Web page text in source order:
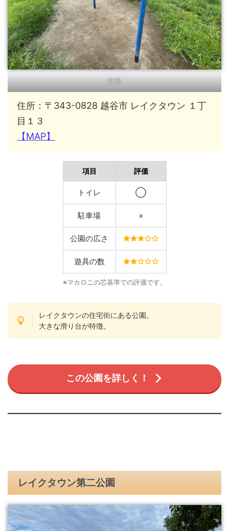
鉄棒
住所：〒343-0828 越谷市 レイクタウン １丁
目１３
【MAP】
項目 評価
トイレ ◯
駐車場 ×
公園の広さ
遊具の数
※マカロニの芯基準での評価です。
レイクタウンの住宅街にある公園。
大きな滑り台が特徴。
この公園を詳しく！
レイクタウン第二公園